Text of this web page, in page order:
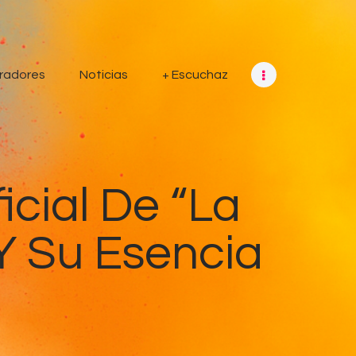
Noticias + Escuchaz
De “La
Su Esencia